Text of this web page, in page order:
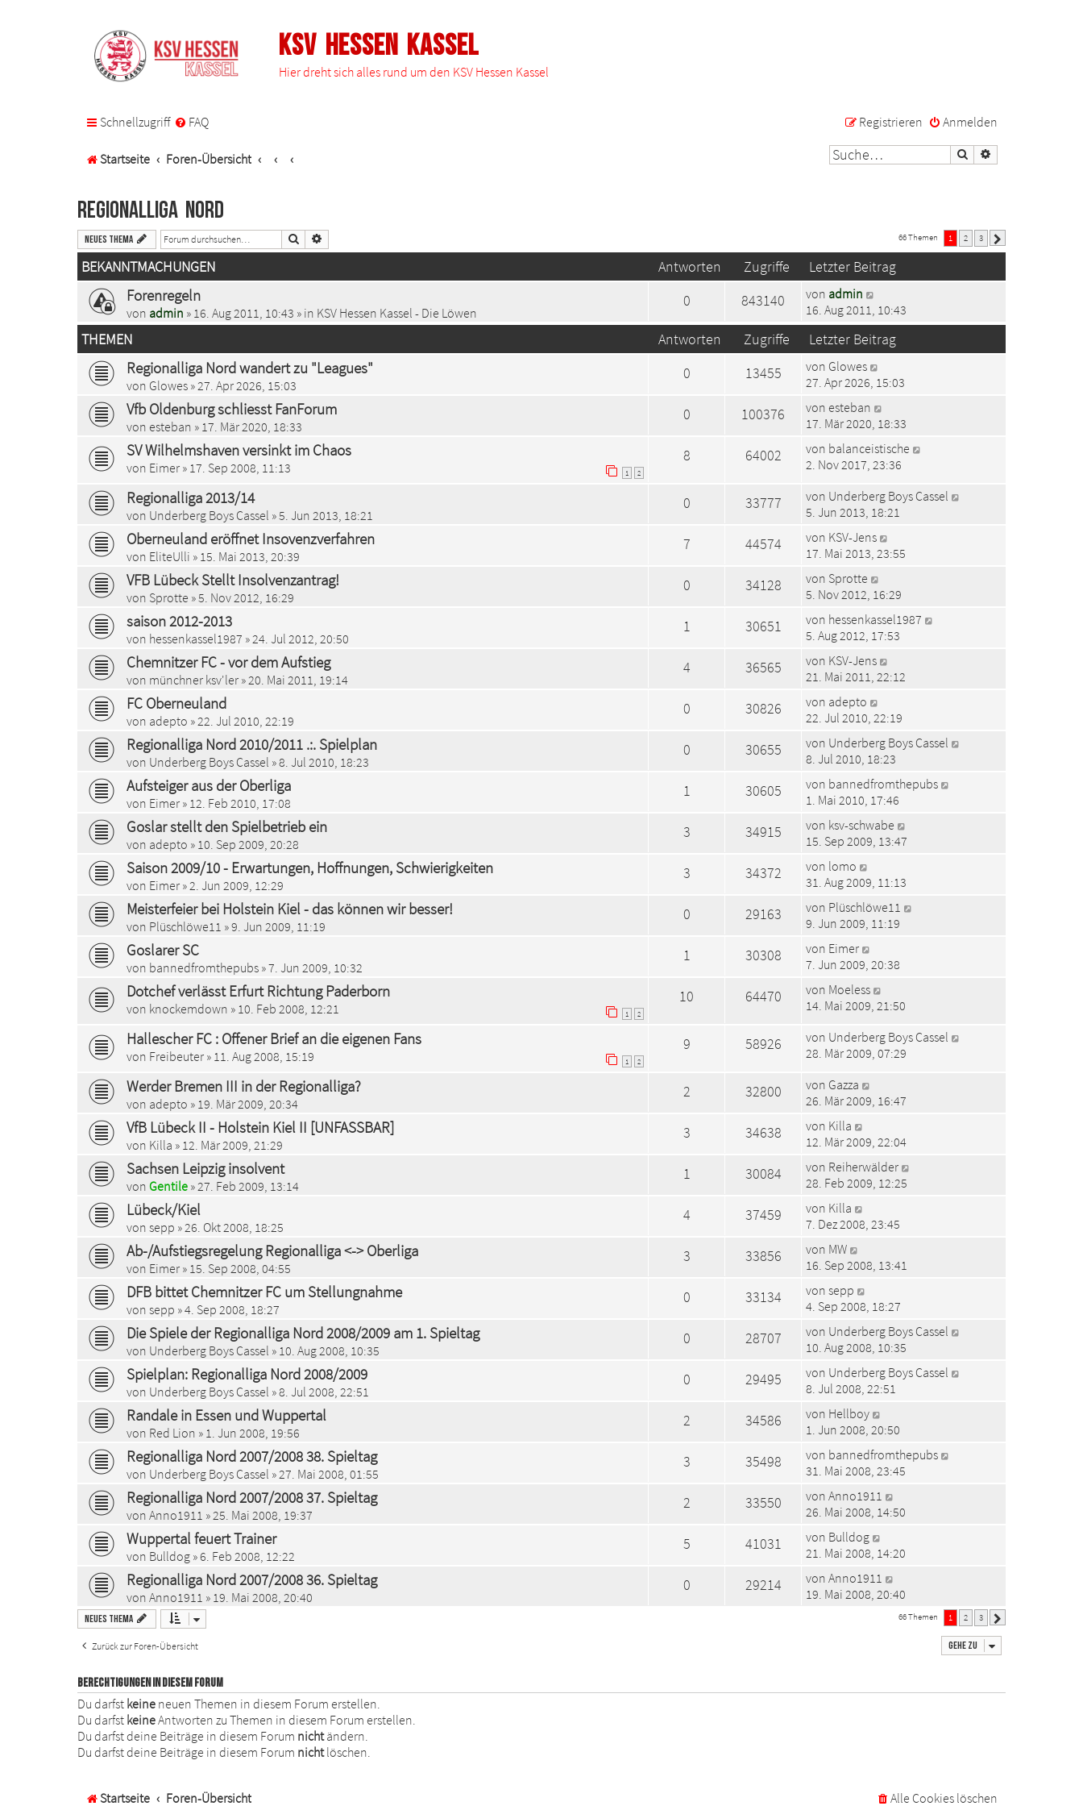
KSV Hessen Kassel
Hier dreht sich alles rund um den KSV Hessen Kassel
Schnellzugriff FAQ Anmelden
Registrieren
Startseite Foren-Übersicht Suche
Regionalliga Nord
Neues Thema Suche 66 Themen 1 2 3
BEKANNTMACHUNGEN Antworten Zugriffe Letzter Beitrag
Forenregeln
von admin » 16. Aug 2011, 10:43 » in KSV Hessen Kassel - Die Löwen
0 843140 von admin
16. Aug 2011, 10:43
THEMEN Antworten Zugriffe Letzter Beitrag
Regionalliga Nord wandert zu "Leagues"
von Glowes » 27. Apr 2026, 15:03
0 13455 von Glowes
27. Apr 2026, 15:03
Vfb Oldenburg schliesst FanForum
von esteban » 17. Mär 2020, 18:33
0 100376 von esteban
17. Mär 2020, 18:33
SV Wilhelmshaven versinkt im Chaos
von Eimer » 17. Sep 2008, 11:13 1 2
8 64002 von balanceistische
2. Nov 2017, 23:36
Regionalliga 2013/14
von Underberg Boys Cassel » 5. Jun 2013, 18:21
0 33777 von Underberg Boys Cassel
5. Jun 2013, 18:21
Oberneuland eröffnet Insovenzverfahren
von EliteUlli » 15. Mai 2013, 20:39
7 44574 von KSV-Jens
17. Mai 2013, 23:55
VFB Lübeck Stellt Insolvenzantrag!
von Sprotte » 5. Nov 2012, 16:29
0 34128 von Sprotte
5. Nov 2012, 16:29
saison 2012-2013
von hessenkassel1987 » 24. Jul 2012, 20:50
1 30651 von hessenkassel1987
5. Aug 2012, 17:53
Chemnitzer FC - vor dem Aufstieg
von münchner ksv'ler » 20. Mai 2011, 19:14
4 36565 von KSV-Jens
21. Mai 2011, 22:12
FC Oberneuland
von adepto » 22. Jul 2010, 22:19
0 30826 von adepto
22. Jul 2010, 22:19
Regionalliga Nord 2010/2011 .:. Spielplan
von Underberg Boys Cassel » 8. Jul 2010, 18:23
0 30655 von Underberg Boys Cassel
8. Jul 2010, 18:23
Aufsteiger aus der Oberliga
von Eimer » 12. Feb 2010, 17:08
1 30605 von bannedfromthepubs
1. Mai 2010, 17:46
Goslar stellt den Spielbetrieb ein
von adepto » 10. Sep 2009, 20:28
3 34915 von ksv-schwabe
15. Sep 2009, 13:47
Saison 2009/10 - Erwartungen, Hoffnungen, Schwierigkeiten
von Eimer » 2. Jun 2009, 12:29
3 34372 von lomo
31. Aug 2009, 11:13
Meisterfeier bei Holstein Kiel - das können wir besser!
von Plüschlöwe11 » 9. Jun 2009, 11:19
0 29163 von Plüschlöwe11
9. Jun 2009, 11:19
Goslarer SC
von bannedfromthepubs » 7. Jun 2009, 10:32
1 30308 von Eimer
7. Jun 2009, 20:38
Dotchef verlässt Erfurt Richtung Paderborn
von knockemdown » 10. Feb 2008, 12:21 1 2
10 64470 von Moeless
14. Mai 2009, 21:50
Hallescher FC : Offener Brief an die eigenen Fans
von Freibeuter » 11. Aug 2008, 15:19 1 2
9 58926 von Underberg Boys Cassel
28. Mär 2009, 07:29
Werder Bremen III in der Regionalliga?
von adepto » 19. Mär 2009, 20:34
2 32800 von Gazza
26. Mär 2009, 16:47
VfB Lübeck II - Holstein Kiel II [UNFASSBAR]
von Killa » 12. Mär 2009, 21:29
3 34638 von Killa
12. Mär 2009, 22:04
Sachsen Leipzig insolvent
von Gentile » 27. Feb 2009, 13:14
1 30084 von Reiherwälder
28. Feb 2009, 12:25
Lübeck/Kiel
von sepp » 26. Okt 2008, 18:25
4 37459 von Killa
7. Dez 2008, 23:45
Ab-/Aufstiegsregelung Regionalliga <-> Oberliga
von Eimer » 15. Sep 2008, 04:55
3 33856 von MW
16. Sep 2008, 13:41
DFB bittet Chemnitzer FC um Stellungnahme
von sepp » 4. Sep 2008, 18:27
0 33134 von sepp
4. Sep 2008, 18:27
Die Spiele der Regionalliga Nord 2008/2009 am 1. Spieltag
von Underberg Boys Cassel » 10. Aug 2008, 10:35
0 28707 von Underberg Boys Cassel
10. Aug 2008, 10:35
Spielplan: Regionalliga Nord 2008/2009
von Underberg Boys Cassel » 8. Jul 2008, 22:51
0 29495 von Underberg Boys Cassel
8. Jul 2008, 22:51
Randale in Essen und Wuppertal
von Red Lion » 1. Jun 2008, 19:56
2 34586 von Hellboy
1. Jun 2008, 20:50
Regionalliga Nord 2007/2008 38. Spieltag
von Underberg Boys Cassel » 27. Mai 2008, 01:55
3 35498 von bannedfromthepubs
31. Mai 2008, 23:45
Regionalliga Nord 2007/2008 37. Spieltag
von Anno1911 » 25. Mai 2008, 19:37
2 33550 von Anno1911
26. Mai 2008, 14:50
Wuppertal feuert Trainer
von Bulldog » 6. Feb 2008, 12:22
5 41031 von Bulldog
21. Mai 2008, 14:20
Regionalliga Nord 2007/2008 36. Spieltag
von Anno1911 » 19. Mai 2008, 20:40
0 29214 von Anno1911
19. Mai 2008, 20:40
Neues Thema 66 Themen 1 2 3
Zurück zur Foren-Übersicht Gehe zu
BERECHTIGUNGEN IN DIESEM FORUM
Du darfst keine neuen Themen in diesem Forum erstellen.
Du darfst keineAntworten zu Themen in diesem Forum erstellen.
Du darfst deine Beiträge in diesem Forum nichtändern.
Du darfst deine Beiträge in diesem Forum nichtlöschen.
Startseite Foren-Übersicht Alle Cookies löschen